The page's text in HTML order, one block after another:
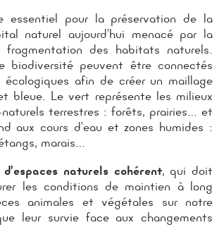
essentiel pour la préservation de la
naturel aujourd’hui menacé par la
des habitats naturels.
biodiversité peuvent être connectés
écologiques afin de créer un maillage
bleue. Le vert représente les milieux
terrestres : forêts, prairies… et
aux cours d’eau et zones humides :
marais…
d’espaces naturels cohérent, qui doit
les conditions de maintien à long
animales et végétales sur notre
leur survie face aux changements